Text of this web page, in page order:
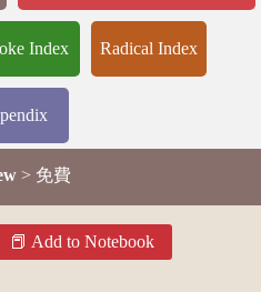
Index Radical Index
> 免費
Add to Notebook